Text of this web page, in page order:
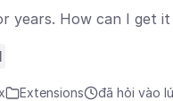
years. How can I get it
Extensions đã hỏi vào